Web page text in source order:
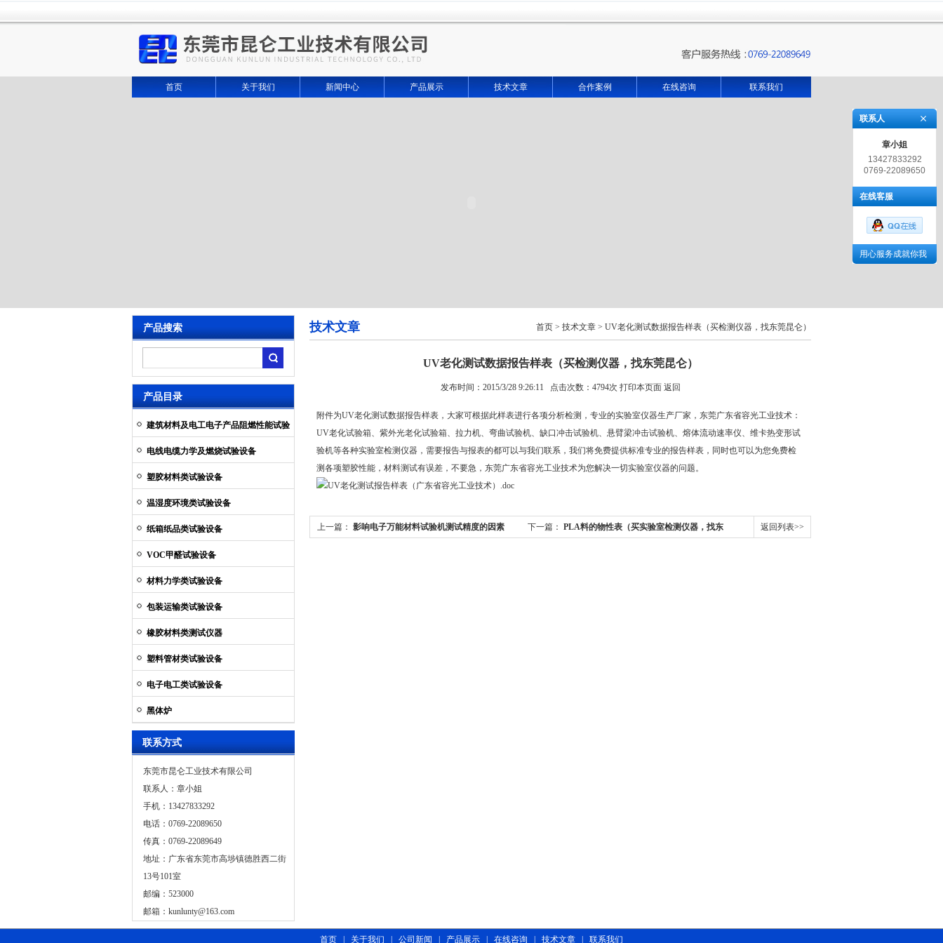
首页 关于我们 新闻中心 产品展示 技术文章 合作案例 在线咨询 联系我们
产品搜索
产品目录
建筑材料及电工电子产品阻燃性能试验
电线电缆力学及燃烧试验设备
塑胶材料类试验设备
温湿度环境类试验设备
纸箱纸品类试验设备
VOC甲醛试验设备
材料力学类试验设备
包装运输类试验设备
橡胶材料类测试仪器
塑料管材类试验设备
电子电工类试验设备
黑体炉
联系方式
东莞市昆仑工业技术有限公司
联系人：章小姐
手机：13427833292
电话：0769-22089650
传真：0769-22089649
地址：广东省东莞市高埗镇德胜西二街
13号101室
邮编：523000
邮箱： kunlunty@163.com
技术文章 首页 > 技术文章 > UV老化测试数据报告样表（买检测仪器，找东莞昆仑）
UV老化测试数据报告样表（买检测仪器，找东莞昆仑）
发布时间：2015/3/28 9:26:11 点击次数：4794次 打印本页面 返回
附件为UV老化测试数据报告样表，大家可根据此样表进行各项分析检测，专业的实验室仪器生产厂家，东莞广东省容光工业技术：
UV老化试验箱、紫外光老化试验箱、拉力机、弯曲试验机、缺口冲击试验机、悬臂梁冲击试验机、熔体流动速率仪、维卡热变形试
验机等各种实验室检测仪器，需要报告与报表的都可以与我们联系，我们将免费提供标准专业的报告样表，同时也可以为您免费检
测各项塑胶性能，材料测试有误差，不要急，东莞广东省容光工业技术为您解决一切实验室仪器的问题。
UV老化测试报告样表（广东省容光工业技术）.doc
上一篇： 影响电子万能材料试验机测试精度的因素 下一篇： PLA料的物性表（买实验室检测仪器，找东 返回列表>>
首页 关于我们 公司新闻 产品展示 在线咨询 技术文章 联系我们
联系人
章小姐
13427833292
0769-22089650
在线客服
用心服务成就你我